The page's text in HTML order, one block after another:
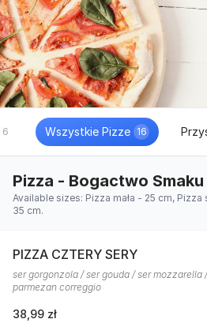
6 Wszystkie Pizze 16
Pizza - Bogactwo Smaku
Available sizes: Pizza mała - 25 cm,
35 cm.
PIZZA CZTERY SERY
ser gorgonzola / ser gouda / ser mozzarella
parmezan correggio
38,99 zł